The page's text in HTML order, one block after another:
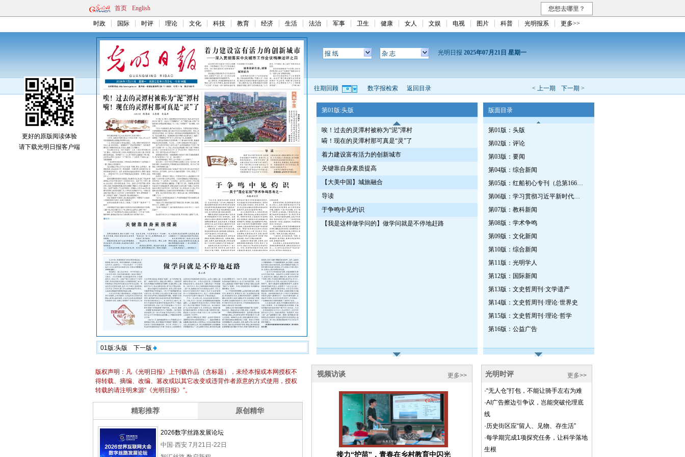
首页 English 您想去哪里？
时政 国际 时评 理论 文化 科技 教育 经济 生活 法治 军事 卫生 健康 女人 文娱 电视 图片 科普 光明报系 更多>>
01版:头版 下一版
报 纸 杂 志 光明日报 2025年07月21日 星期一
< 上一期 下一期 >
往期回顾 数字报检索 返回目录
第01版:头版
唉！过去的灵潭村被称为“泥”潭村
嗬！现在的灵潭村那可真是“灵”了
着力建设富有活力的创新城市
关键靠自身素质提高
【大美中国】城旅融合
导读
于争鸣中见灼识
【我是这样做学问的】做学问就是不停地赶路
版面目录
第01版：头版
第02版：评论
第03版：要闻
第04版：综合新闻
第05版：红船初心专刊（总第1669期）
第06版：学习贯彻习近平新时代中国特色社会主义思想专刊
第07版：教科新闻
第08版：学术争鸣
第09版：文化新闻
第10版：综合新闻
第11版：光明学人
第12版：国际新闻
第13版：文史哲周刊·文学遗产
第14版：文史哲周刊·理论·世界史
第15版：文史哲周刊·理论·哲学
第16版：公益广告
更好的原版阅读体验
请下载光明日报客户端